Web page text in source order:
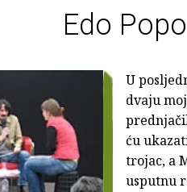
Edo
U
dvaju
ću
trojac, a
usputnu